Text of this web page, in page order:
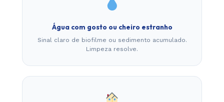
Água com gosto ou cheiro estranho
Sinal claro de biofilme ou sedimento acumulado.
Limpeza resolve.